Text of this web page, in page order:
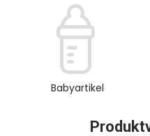
Babyartikel